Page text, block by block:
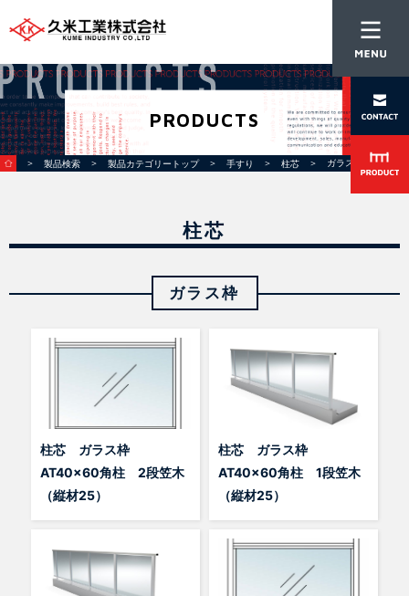
PRODUCTS
＞ 製品検索 ＞ 製品カテゴリートップ＞ 手すり ＞ 柱芯 ＞ ガラス枠
柱芯
ガラス枠
柱芯 ガラス枠
AT40x60角柱 2段笠木
（縦材25）
柱芯 ガラス枠
AT40x60角柱 1段笠木
（縦材25）